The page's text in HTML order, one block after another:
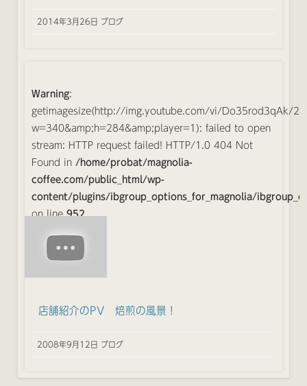
2014年3月26日 ブログ
Warning:
getimagesize(http://img.youtube.com/vi/Do35rod3qAk/
w=340&amp;h=284&amp;player=1): failed to open
stream: HTTP request failed! HTTP/1.0 404 Not
Found in /home/probat/magnolia-
coffee.com/public_html/wp-
content/plugins/ibgroup_options_for_magnolia/
on line952
店舗紹介のPV 焙煎の風景！
2008年9月12日 ブログ